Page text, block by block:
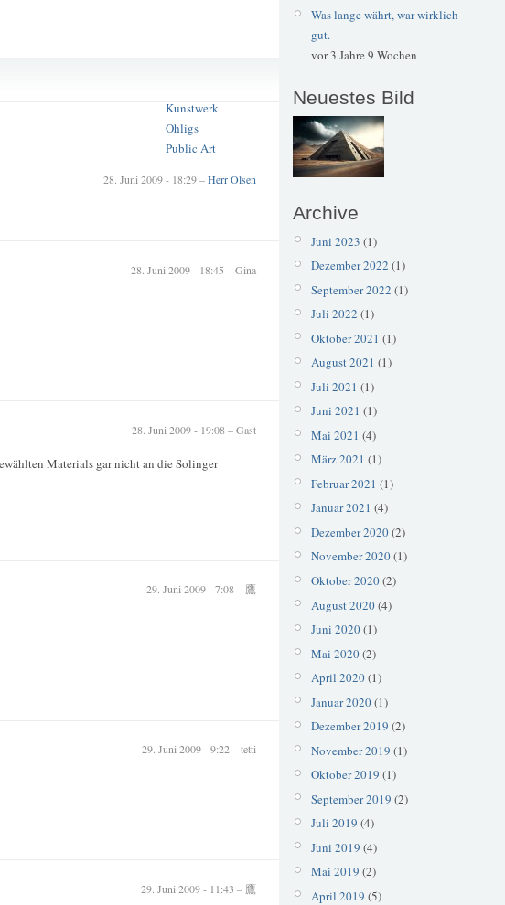
Kunstwerk
Ohligs
Public Art
28. Juni 2009 - 18:29 –Herr Olsen
28. Juni 2009 - 18:45 – Gina
28. Juni 2009 - 19:08 – Gast
Materials gar nicht an die Solinger
29. Juni 2009 - 7:08 – 鷹
29. Juni 2009 - 9:22 – tetti
29. Juni 2009 - 11:43 – 鷹
Was lange währt, war wirklich
gut.
vor 3 Jahre 9 Wochen
Neuestes Bild
Archive
Juni 2023 (1)
Dezember 2022 (1)
September 2022 (1)
Juli 2022 (1)
Oktober 2021 (1)
August 2021 (1)
Juli 2021 (1)
Juni 2021 (1)
Mai 2021 (4)
März 2021 (1)
Februar 2021 (1)
Januar 2021 (4)
Dezember 2020(2)
November 2020(1)
Oktober 2020(2)
August 2020(4)
Juni 2020(1)
Mai 2020(2)
April 2020(1)
Januar 2020(1)
Dezember 2019 (2)
November 2019 (1)
Oktober 2019 (1)
September 2019 (2)
Juli 2019 (4)
Juni 2019 (4)
Mai 2019 (2)
April 2019 (5)